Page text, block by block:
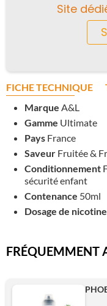
Site
FICHE TECHNIQUE
Marque A&L
Gamme Ultimate
Pays France
Saveur Fruitée &
Conditionnement
sécurité enfant
Contenance 50ml
Dosage de nicotine
FRÉQUEMMENT